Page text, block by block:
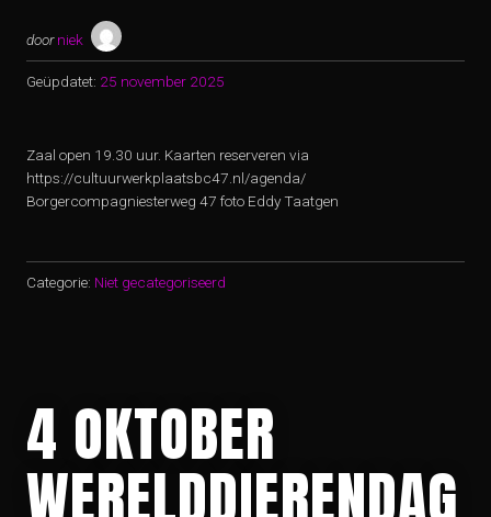
door niek
Geüpdatet: 25 november 2025
Zaal open 19.30 uur. Kaarten reserveren via
https://cultuurwerkplaatsbc47.nl/agenda/
Borgercompagniesterweg 47 foto Eddy Taatgen
Categorie: Niet gecategoriseerd
4 OKTOBER
WERELDDIERENDAG